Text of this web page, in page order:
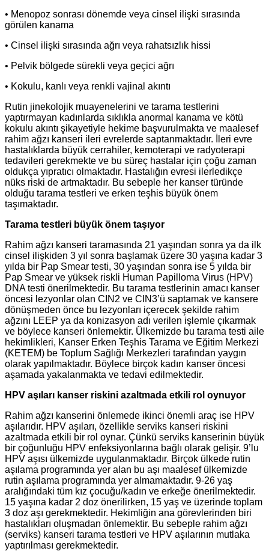
• Menopoz sonrası dönemde veya cinsel ilişki sırasında
görülen kanama
• Cinsel ilişki sırasında ağrı veya rahatsızlık hissi
• Pelvik bölgede sürekli veya geçici ağrı
• Kokulu, kanlı veya renkli vajinal akıntı
Rutin jinekolojik muayenelerini ve tarama testlerini
yaptırmayan kadınlarda sıklıkla anormal kanama ve kötü
kokulu akıntı şikayetiyle hekime başvurulmakta ve maalesef
rahim ağzı kanseri ileri evrelerde saptanmaktadır. İleri evre
hastalıklarda büyük cerrahiler, kemoterapi ve radyoterapi
tedavileri gerekmekte ve bu süreç hastalar için çoğu zaman
oldukça yıpratıcı olmaktadır. Hastalığın evresi ilerledikçe
nüks riski de artmaktadır. Bu sebeple her kanser türünde
olduğu tarama testleri ve erken teşhis büyük önem
taşımaktadır.
Tarama testleri büyük önem taşıyor
Rahim ağzı kanseri taramasında 21 yaşından sonra ya da ilk
cinsel ilişkiden 3 yıl sonra başlamak üzere 30 yaşına kadar 3
yılda bir Pap Smear testi, 30 yaşından sonra ise 5 yılda bir
Pap Smear ve yüksek riskli Human Papilloma Virus (HPV)
DNA testi önerilmektedir. Bu tarama testlerinin amacı kanser
öncesi lezyonlar olan CIN2 ve CIN3’ü saptamak ve kansere
dönüşmeden önce bu lezyonları içerecek şekilde rahim
ağzını LEEP ya da konizasyon adı verilen işlemle çıkarmak
ve böylece kanseri önlemektir. Ülkemizde bu tarama testi aile
hekimlikleri, Kanser Erken Teşhis Tarama ve Eğitim Merkezi
(KETEM) be Toplum Sağlığı Merkezleri tarafından yaygın
olarak yapılmaktadır. Böylece birçok kadın kanser öncesi
aşamada yakalanmakta ve tedavi edilmektedir.
HPV aşıları kanser riskini azaltmada etkili rol oynuyor
Rahim ağzı kanserini önlemede ikinci önemli araç ise HPV
aşılarıdır. HPV aşıları, özellikle serviks kanseri riskini
azaltmada etkili bir rol oynar. Çünkü serviks kanserinin büyük
bir çoğunluğu HPV enfeksiyonlarına bağlı olarak gelişir. 9’lu
HPV aşısı ülkemizde uygulanmaktadır. Birçok ülkede rutin
aşılama programında yer alan bu aşı maalesef ülkemizde
rutin aşılama programında yer almamaktadır. 9-26 yaş
aralığındaki tüm kız çocuğu/kadın ve erkeğe önerilmektedir.
15 yaşına kadar 2 doz önerilirken, 15 yaş ve üzerinde toplam
3 doz aşı gerekmektedir. Hekimliğin ana görevlerinden biri
hastalıkları oluşmadan önlemektir. Bu sebeple rahim ağzı
(serviks) kanseri tarama testleri ve HPV aşılarının mutlaka
yaptırılması gerekmektedir.